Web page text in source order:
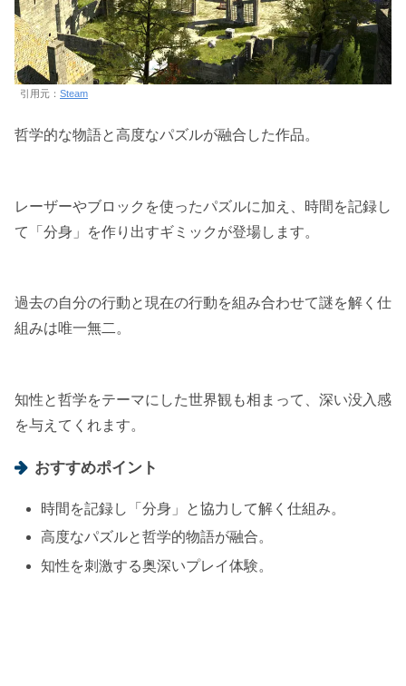
引用元： Steam
哲学的な物語と高度なパズルが融合した作品。
レーザーやブロックを使ったパズルに加え、時間を記録し
て「分身」を作り出すギミックが登場します。
過去の自分の行動と現在の行動を組み合わせて謎を解く仕
組みは唯一無二。
知性と哲学をテーマにした世界観も相まって、深い没入感
を与えてくれます。
おすすめポイント
時間を記録し「分身」と協力して解く仕組み。
高度なパズルと哲学的物語が融合。
知性を刺激する奥深いプレイ体験。